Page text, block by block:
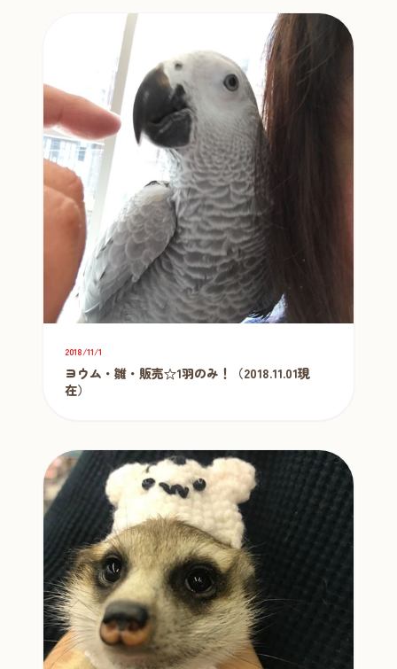
2018/11/1
ヨウム・雛・販売☆1羽のみ！（2018.11.01現
在）